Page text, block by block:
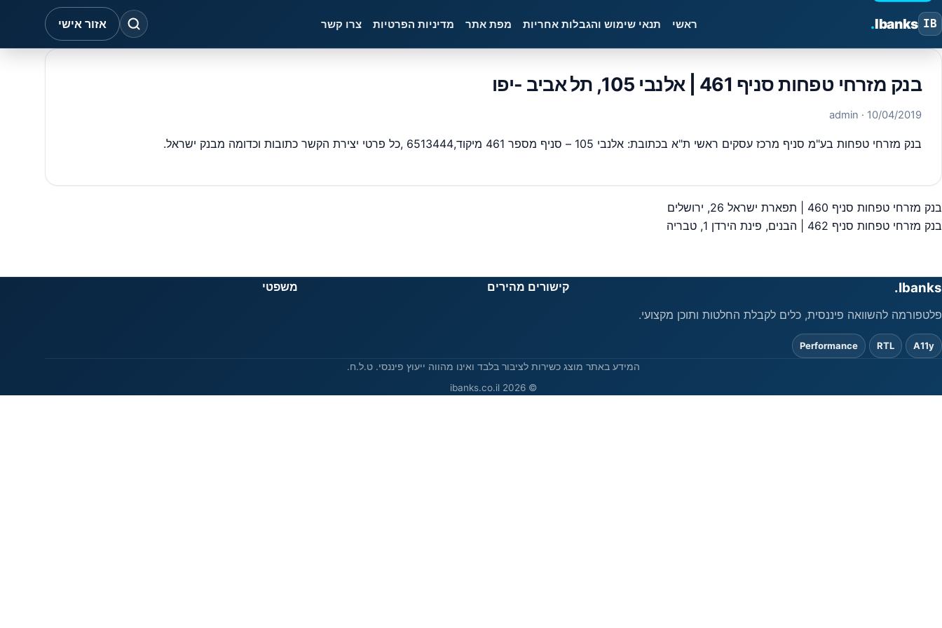
IB
Ibanks
. ראשי תנאי שימוש והגבלות אחריות מפת אתר מדיניות הפרטיות צרו קשר אזור אישי
בנק מזרחי טפחות סניף 461 | אלנבי 105, תל אביב -יפו
10/04/2019
· admin
בנק מזרחי טפחות בע"מ סניף מרכז עסקים ראשי ת"א בכתובת: אלנבי 105 – סניף מספר 461 מיקוד,6513444 ,כל פרטי יצירת הקשר כתובות וכדומה מבנק ישראל.
ניווט
בנק מזרחי טפחות סניף 460 | תפארת ישראל 26, ירושלים
בנק מזרחי טפחות סניף 462 | הבנים, פינת הירדן 1, טבריה
Ibanks.
פלטפורמה להשוואה פיננסית, כלים לקבלת החלטות ותוכן מקצועי.
A11y
RTL
Performance
קישורים מהירים משפטי
המידע באתר מוצג כשירות לציבור בלבד ואינו מהווה ייעוץ פיננסי. ט.ל.ח.
© 2026 ibanks.co.il